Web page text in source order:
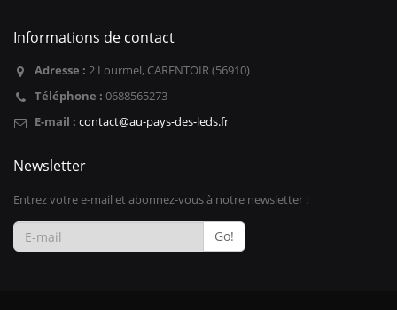
Informations de contact
Adresse : 2 Lourmel, CARENTOIR (56910)
Téléphone : 0688565273
E-mail : contact@au-pays-des-leds.fr
Newsletter
Entrez votre e-mail et abonnez-vous à notre newsletter :
Go!